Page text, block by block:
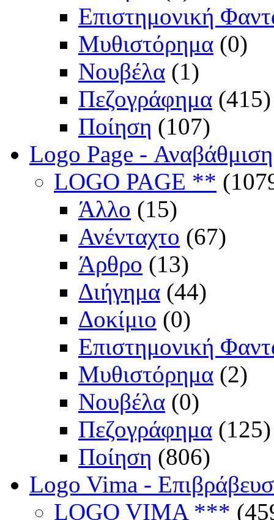
Επιστημονική
Μυθιστόρημα (0)
Νουβέλα (1)
Πεζογράφημα (415)
Ποίηση (107)
Logo Page -
LOGO PAGE **
Άλλο (15)
Ανένταχτο (67)
Άρθρο (13)
Διήγημα (44)
Δοκίμιο (0)
Επιστημονική
Μυθιστόρημα (2)
Νουβέλα (0)
Πεζογράφημα (125)
Ποίηση (806)
Logo Vima -
LOGO VIMA ***